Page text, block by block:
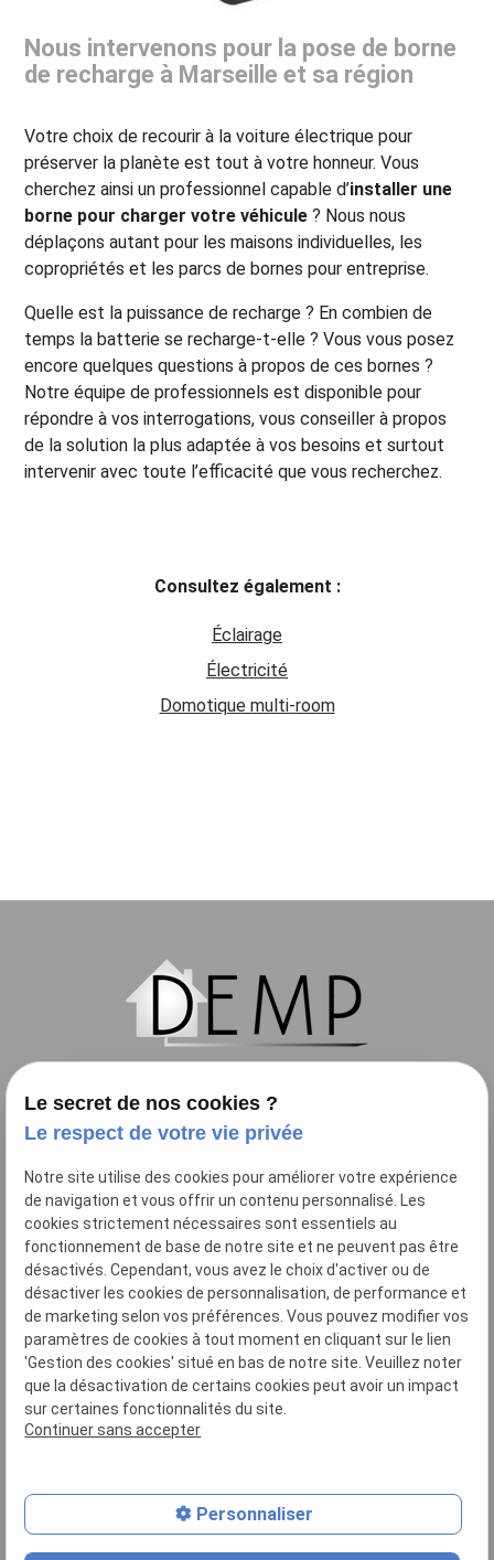
Nous intervenons pour la pose de borne
de recharge à Marseille et sa région
Votre choix de recourir à la voiture électrique pour
préserver la planète est tout à votre honneur. Vous
cherchez ainsi un professionnel capable d’installer une
borne pour charger votre véhicule ? Nous nous
déplaçons autant pour les maisons individuelles, les
copropriétés et les parcs de bornes pour entreprise.
Quelle est la puissance de recharge ? En combien de
temps la batterie se recharge-t-elle ? Vous vous posez
encore quelques questions à propos de ces bornes ?
Notre équipe de professionnels est disponible pour
répondre à vos interrogations, vous conseiller à propos
de la solution la plus adaptée à vos besoins et surtout
intervenir avec toute l’efficacité que vous recherchez.
Consultez également :
Éclairage
Électricité
Domotique multi-room
04 81 68 45 68
232 Boulevard Romain Rolland
13010 MARSEILLE
N° de Siret : 78867318400024
Plan du site
Mentions légales
Le secret de nos cookies ?
Le respect de votre vie privée
Notre site utilise des cookies pour améliorer votre expérience
de navigation et vous offrir un contenu personnalisé. Les
cookies strictement nécessaires sont essentiels au
fonctionnement de base de notre site et ne peuvent pas être
désactivés. Cependant, vous avez le choix d'activer ou de
désactiver les cookies de personnalisation, de performance et
de marketing selon vos préférences. Vous pouvez modifier vos
paramètres de cookies à tout moment en cliquant sur le lien
'Gestion des cookies' situé en bas de notre site. Veuillez noter
que la désactivation de certains cookies peut avoir un impact
sur certaines fonctionnalités du site.
Continuer sans accepter
Personnaliser